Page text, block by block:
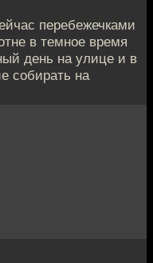
перебежечками
в темное время
день на улице и в
собирать на